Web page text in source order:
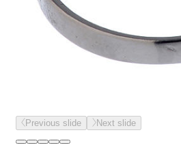
Previous slide Next slide